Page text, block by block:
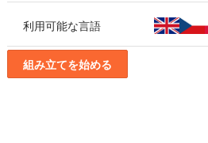
利用可能な言語
組み立てを始める